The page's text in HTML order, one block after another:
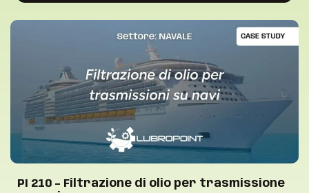
PI 210 – Filtrazione di olio per trasmissione